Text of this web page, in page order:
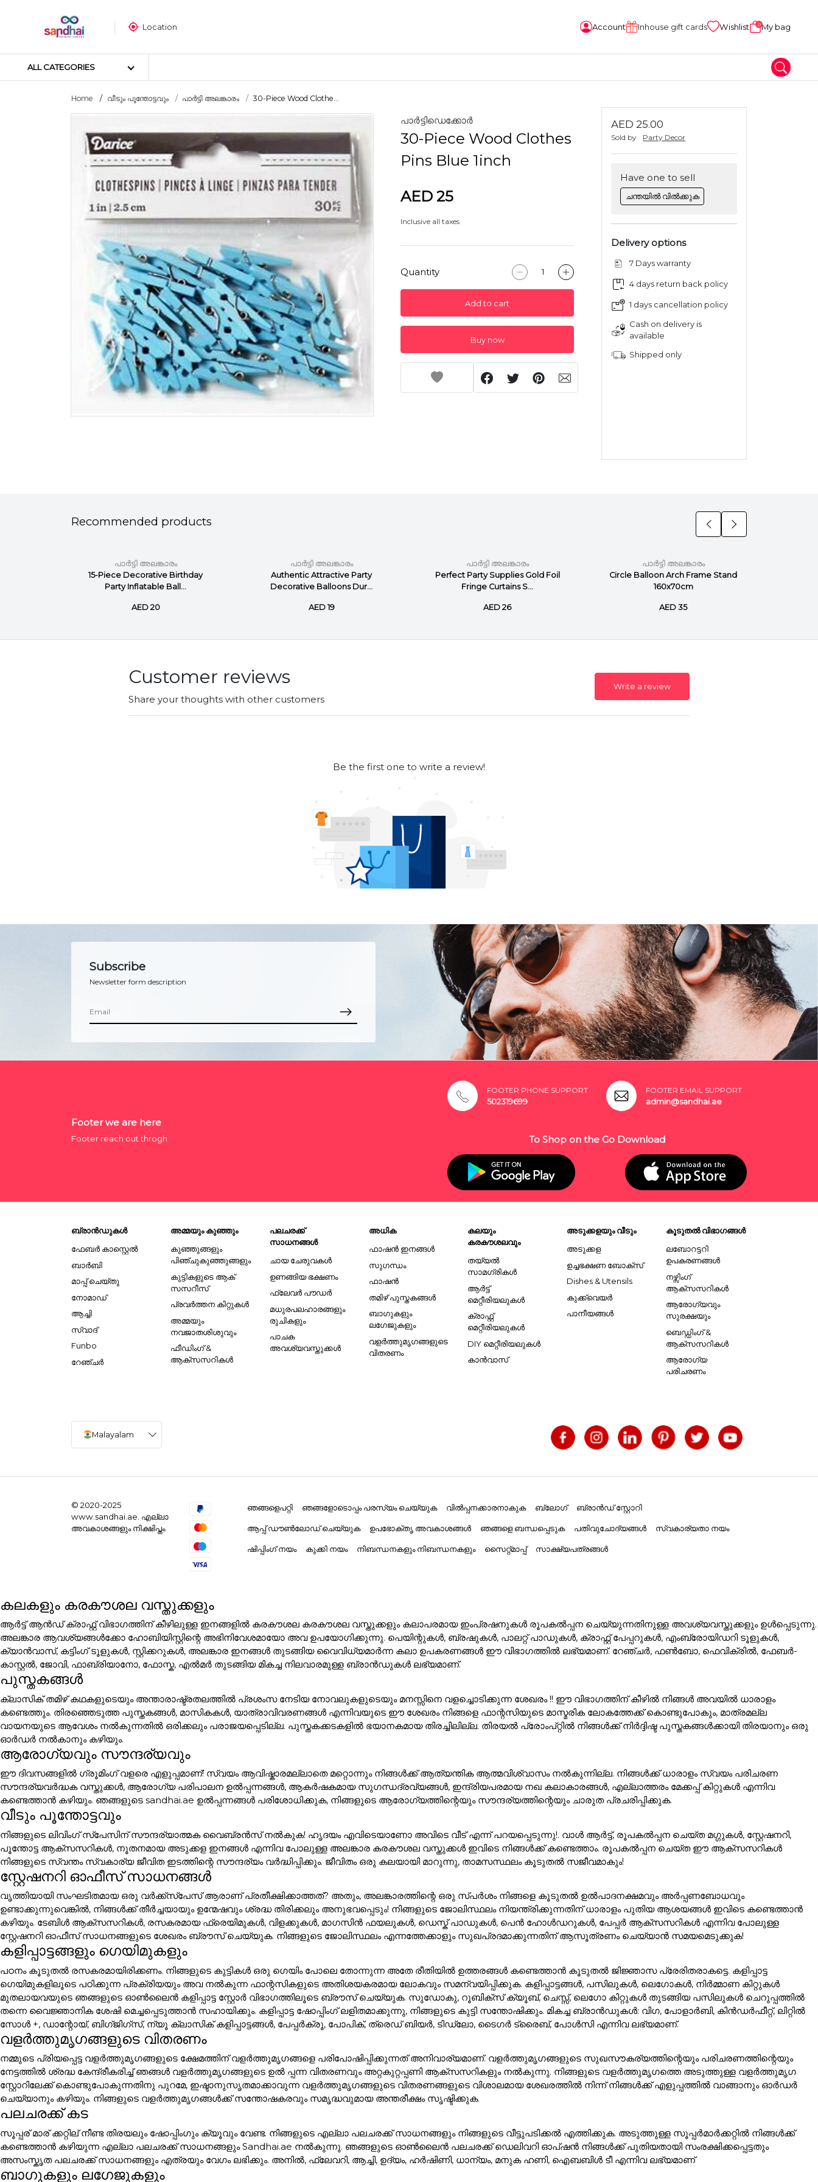
Location Account Inhouse gift cards Wishlist 0My bag
ALL CATEGORIES
Most popular
ക്രാഫ്റ്റ് മെറ്റീരിയലുകൾ
തയ്യൽ സാമഗ്രികൾ
ആർട്ട് മെറ്റീരിയലുകൾ
പസിൾ
ക്രാഫ്റ്റ് മെറ്റീരിയലുകൾ
കളിമണ്ണ്
Home വീടും പൂന്തോട്ടവും പാർട്ടി അലങ്കാരം 30-Piece Wood Clothe...
പാർട്ടിഡെക്കോർ
30-Piece Wood Clothes
Pins Blue 1inch
AED 25
Inclusive all taxes
Quantity
Add to cart
Buy now
AED 25.00
Sold by Party Decor
Have one to sell
ചന്തയിൽ വിൽക്കുക
Delivery options
7 Days warranty
4 days return back policy
1 days cancellation policy
Cash on delivery is
available
Shipped only
Recommended products
പാർട്ടി അലങ്കാരം
15-Piece Decorative Birthday
Party Inflatable Ball...
AED 20
പാർട്ടി അലങ്കാരം
Authentic Attractive Party
Decorative Balloons Dur...
AED 19
പാർട്ടി അലങ്കാരം
Perfect Party Supplies Gold Foil
Fringe Curtains S...
AED 26
പാർട്ടി അലങ്കാരം
Circle Balloon Arch Frame Stand
160x70cm
AED 35
Customer reviews
Share your thoughts with other customers
Write a review
Be the first one to write a review!
Subscribe
Newsletter form description
Footer we are here
Footer reach out throgh
FOOTER PHONE SUPPORT
502319699
FOOTER EMAIL SUPPORT
admin@sandhai.ae
To Shop on the Go Download
ബ്രാൻഡുകൾ
ഫേബർ കാസ്റ്റെൽ
ബാർബി
മാപ്പ് ചെയ്തു
നോമാഡ്
ആച്ചി
സ്വാദ്
Funbo
റേഞ്ചർ
അമ്മയും കുഞ്ഞും
കുഞ്ഞുങ്ങളും
പിഞ്ചുകുഞ്ഞുങ്ങളും
കുട്ടികളുടെ ആക്
സസറീസ്
പ്രവർത്തന കിറ്റുകൾ
അമ്മയും
നവജാതശിശുവും
ഫീഡിംഗ് &
ആക്സസറികൾ
പലചരക്ക്
സാധനങ്ങൾ
ചായ ചേരുവകൾ
ഉണങ്ങിയ ഭക്ഷണം
ഫ്ലേവർ പൗഡർ
മധുരപലഹാരങ്ങളും
രുചികളും
പാചക
അവശ്യവസ്തുക്കൾ
അധിക
ഫാഷൻ ഇനങ്ങൾ
സുഗന്ധം
ഫാഷൻ
തമിഴ് പുസ്തകങ്ങൾ
ബാഗുകളും
ലഗേജുകളും
വളർത്തുമൃഗങ്ങളുടെ
വിതരണം
കലയും
കരകൗശലവും
തയ്യൽ
സാമഗ്രികൾ
ആർട്ട്
മെറ്റീരിയലുകൾ
ക്രാഫ്റ്റ്
മെറ്റീരിയലുകൾ
DIY മെറ്റീരിയലുകൾ
കാൻവാസ്
അടുക്കളയും വീടും
അടുക്കള
ഉച്ചഭക്ഷണ ബോക്സ്
Dishes & Utensils
കുക്ക്വെയർ
പാനീയങ്ങൾ
കൂടുതൽ വിഭാഗങ്ങൾ
ലബോറട്ടറി
ഉപകരണങ്ങൾ
നഴ്സിംഗ്
ആക്സസറികൾ
ആരോഗ്യവും
സുരക്ഷയും
ബെഡ്ഡിംഗ് &
ആക്സസറികൾ
ആരോഗ്യ
പരിചരണം
Malayalam
© 2020-2025
www.sandhai.ae. എല്ലാ
അവകാശങ്ങളും നിക്ഷിപ്തം.
ഞങ്ങളെപറ്റി ഞങ്ങളോടൊപ്പം പരസ്യം ചെയ്യുക വിൽപ്പനക്കാരനാകുക ബ്ലോഗ് ബ്രാൻഡ് സ്റ്റോറി
ആപ്പ് ഡൗൺലോഡ് ചെയ്യുക ഉപഭോക്തൃ അവകാശങ്ങൾ ഞങ്ങളെ ബന്ധപ്പെടുക പതിവുചോദ്യങ്ങൾ സ്വകാര്യതാ നയം
ഷിപ്പിംഗ് നയം കുക്കി നയം നിബന്ധനകളും നിബന്ധനകളും സൈറ്റ്മാപ്പ് സാക്ഷ്യപത്രങ്ങൾ
കലകളും കരകൗശല വസ്തുക്കളും
ആർട്ട് ആൻഡ് ക്രാഫ്റ്റ് വിഭാഗത്തിന് കീഴിലുള്ള ഇനങ്ങളിൽ കരകൗശല കരകൗശല വസ്തുക്കളും കലാപരമായ ഇംപ്രഷനുകൾ രൂപകൽപ്പന ചെയ്യുന്നതിനുള്ള അവശ്യവസ്തുക്കളും ഉൾപ്പെടുന്നു.
അലങ്കാര ആവശ്യങ്ങൾക്കോ ഹോബിയിസ്റ്റിന്റെ അഭിനിവേശമായോ അവ ഉപയോഗിക്കുന്നു. പെയിന്റുകൾ, ബ്രഷുകൾ, പാലറ്റ് പാഡുകൾ, ക്രാഫ്റ്റ് പേപ്പറുകൾ, എംബ്രോയിഡറി ടൂളുകൾ,
ക്യാൻവാസ്, കട്ടിംഗ് ടൂളുകൾ, സ്റ്റിക്കറുകൾ, അലങ്കാര ഇനങ്ങൾ തുടങ്ങിയ വൈവിധ്യമാർന്ന കലാ ഉപകരണങ്ങൾ ഈ വിഭാഗത്തിൽ ലഭ്യമാണ്. റേഞ്ചർ, ഫൺബോ, ഫെവിക്രിൽ, ഫേബർ-
കാസ്റ്റൽ, ജോവി, ഫാബ്രിയാനോ, ഫോസ്ക, എൽമർ തുടങ്ങിയ മികച്ച നിലവാരമുള്ള ബ്രാൻഡുകൾ ലഭ്യമാണ്.
പുസ്തകങ്ങൾ
ക്ലാസിക് തമിഴ് കഥകളുടെയും അന്താരാഷ്ട്രതലത്തിൽ പ്രശംസ നേടിയ നോവലുകളുടെയും മനസ്സിനെ വളച്ചൊടിക്കുന്ന ശേഖരം !! ഈ വിഭാഗത്തിന് കീഴിൽ നിങ്ങൾ അവയിൽ ധാരാളം
കണ്ടെത്തും. തിരഞ്ഞെടുത്ത പുസ്തകങ്ങൾ, മാസികകൾ, യാത്രാവിവരണങ്ങൾ എന്നിവയുടെ ഈ ശേഖരം നിങ്ങളെ ഫാന്റസിയുടെ മാസ്മരിക ലോകത്തേക്ക് കൊണ്ടുപോകും, മാത്രമല്ല
വായനയുടെ ആവേശം നൽകുന്നതിൽ ഒരിക്കലും പരാജയപ്പെടില്ല. പുസ്തകക്കടകളിൽ ഭയാനകമായ തിരച്ചിലില്ല. തിരയൽ പ്രോംപ്റ്റിൽ നിങ്ങൾക്ക് നിർദ്ദിഷ്ട പുസ്തകങ്ങൾക്കായി തിരയാനും ഒരു
ഓർഡർ നൽകാനും കഴിയും.
ആരോഗ്യവും സൗന്ദര്യവും
ഈ ദിവസങ്ങളിൽ ഗ്രൂമിംഗ് വളരെ എളുപ്പമാണ്! സ്വയം ആവിഷ്കാരമല്ലാതെ മറ്റൊന്നും നിങ്ങൾക്ക് ആത്യന്തിക ആത്മവിശ്വാസം നൽകുന്നില്ല. നിങ്ങൾക്ക് ധാരാളം സ്വയം പരിചരണ
സൗന്ദര്യവർദ്ധക വസ്തുക്കൾ, ആരോഗ്യ പരിപാലന ഉൽപ്പന്നങ്ങൾ, ആകർഷകമായ സുഗന്ധദ്രവ്യങ്ങൾ, ഇന്ദ്രിയപരമായ നഖ കലാകാരങ്ങൾ, എല്ലാത്തരം മേക്കപ്പ് കിറ്റുകൾ എന്നിവ
കണ്ടെത്താൻ കഴിയും. ഞങ്ങളുടെ sandhai.ae ഉൽപ്പന്നങ്ങൾ പരിശോധിക്കുക, നിങ്ങളുടെ ആരോഗ്യത്തിന്റെയും സൗന്ദര്യത്തിന്റെയും ചാരുത പ്രചരിപ്പിക്കുക.
വീടും പൂന്തോട്ടവും
നിങ്ങളുടെ ലിവിംഗ് സ്പേസിന് സൗന്ദര്യാത്മക വൈബ്രൻസ് നൽകുക! ഹൃദയം എവിടെയാണോ അവിടെ വീട് എന്ന് പറയപ്പെടുന്നു!. വാൾ ആർട്ട്, രൂപകൽപ്പന ചെയ്ത മഗ്ഗുകൾ, സ്റ്റേഷനറി,
പൂന്തോട്ട ആക്സസറികൾ, നൂതനമായ അടുക്കള ഇനങ്ങൾ എന്നിവ പോലുള്ള അലങ്കാര കരകൗശല വസ്തുക്കൾ ഇവിടെ നിങ്ങൾക്ക് കണ്ടെത്താം. രൂപകൽപ്പന ചെയ്ത ഈ ആക്സസറികൾ
നിങ്ങളുടെ സ്വന്തം സ്വകാര്യ ജീവിത ഇടത്തിന്റെ സൗന്ദര്യം വർദ്ധിപ്പിക്കും. ജീവിതം ഒരു കലയായി മാറുന്നു, താമസസ്ഥലം കൂടുതൽ സജീവമാകും!
സ്റ്റേഷനറി ഓഫീസ് സാധനങ്ങൾ
വൃത്തിയായി സംഘടിതമായ ഒരു വർക്ക്സ്പേസ് ആരാണ് പ്രതീക്ഷിക്കാത്തത്? അതും, അലങ്കാരത്തിന്റെ ഒരു സ്പർശം നിങ്ങളെ കൂടുതൽ ഉൽപാദനക്ഷമവും അർപ്പണബോധവും
ഉണ്ടാക്കുന്നുവെങ്കിൽ, നിങ്ങൾക്ക് തീർച്ചയായും ഉന്മേഷവും ശ്രദ്ധ തിരിക്കലും അനുഭവപ്പെടും! നിങ്ങളുടെ ജോലിസ്ഥലം നിയന്ത്രിക്കുന്നതിന് ധാരാളം പുതിയ ആശയങ്ങൾ ഇവിടെ കണ്ടെത്താൻ
കഴിയും. ടേബിൾ ആക്സസറികൾ, രസകരമായ ഫ്രെയിമുകൾ, വിളക്കുകൾ, മാഗസിൻ ഫയലുകൾ, ഡെസ്ക് പാഡുകൾ, പെൻ ഹോൾഡറുകൾ, പേപ്പർ ആക്സസറികൾ എന്നിവ പോലുള്ള
സ്റ്റേഷനറി ഓഫീസ് സാധനങ്ങളുടെ ശേഖരം ബ്രൗസ് ചെയ്യുക. നിങ്ങളുടെ ജോലിസ്ഥലം എന്നത്തേക്കാളും സുഖപ്രദമാക്കുന്നതിന് ആസൂത്രണം ചെയ്യാൻ സമയമെടുക്കുക!
കളിപ്പാട്ടങ്ങളും ഗെയിമുകളും
പഠനം കൂടുതൽ രസകരമായിരിക്കണം. നിങ്ങളുടെ കുട്ടികൾ ഒരു ഗെയിം പോലെ തോന്നുന്ന അതേ രീതിയിൽ ഉത്തരങ്ങൾ കണ്ടെത്താൻ കൂടുതൽ ജിജ്ഞാസ പ്രേരിതരാകട്ടെ. കളിപ്പാട്ട
ഗെയിമുകളിലൂടെ പഠിക്കുന്ന പ്രക്രിയയും അവ നൽകുന്ന ഫാന്റസികളുടെ അതിശയകരമായ ലോകവും സമന്വയിപ്പിക്കുക. കളിപ്പാട്ടങ്ങൾ, പസിലുകൾ, ലെഗോകൾ, നിർമ്മാണ കിറ്റുകൾ
മുതലായവയുടെ ഞങ്ങളുടെ ഓൺലൈൻ കളിപ്പാട്ട സ്റ്റോർ വിഭാഗത്തിലൂടെ ബ്രൗസ് ചെയ്യുക. സുഡോകു, റൂബിക്സ് ക്യൂബ്, ചെസ്സ്, ലെഗോ കിറ്റുകൾ തുടങ്ങിയ പസിലുകൾ ചെറുപ്പത്തിൽ
തന്നെ വൈജ്ഞാനിക ശേഷി മെച്ചപ്പെടുത്താൻ സഹായിക്കും. കളിപ്പാട്ട ഷോപ്പിംഗ് ലളിതമാക്കുന്നു, നിങ്ങളുടെ കുട്ടി സന്തോഷിക്കും. മികച്ച ബ്രാൻഡുകൾ: വിഗ, പോളാർബി, കിൻഡർഫീറ്റ്, ലിറ്റിൽ
സോൾ +, ഡാന്റോയ്, ബിഗ്ജിഗ്സ്, ന്യൂ ക്ലാസിക് കളിപ്പാട്ടങ്ങൾ, പേപ്പർക്രൂ, പോപിക്, ത്രെഡ് ബിയർ, ടിഡ്ലോ, ടൈഗർ ട്രൈബ്, പോൾസി എന്നിവ ലഭ്യമാണ്.
വളർത്തുമൃഗങ്ങളുടെ വിതരണം
നമ്മുടെ പ്രിയപ്പെട്ട വളർത്തുമൃഗങ്ങളുടെ ക്ഷേമത്തിന് വളർത്തുമൃഗങ്ങളെ പരിപോഷിപ്പിക്കുന്നത് അനിവാര്യമാണ്. വളർത്തുമൃഗങ്ങളുടെ സുഖസൗകര്യത്തിന്റെയും പരിചരണത്തിന്റെയും
നേട്ടത്തിൽ ശ്രദ്ധ കേന്ദ്രീകരിച്ച് ഞങ്ങൾ വളർത്തുമൃഗങ്ങളുടെ ഉൽ പ്പന്ന വിതരണവും അറ്റകുറ്റപ്പണി ആക്സസറികളും നൽകുന്നു. നിങ്ങളുടെ വളർത്തുമൃഗത്തെ അടുത്തുള്ള വളർത്തുമൃഗ
സ്റ്റോറിലേക്ക് കൊണ്ടുപോകുന്നതിനു പുറമേ, ഇഷ്ടാനുസൃതമാക്കാവുന്ന വളർത്തുമൃഗങ്ങളുടെ വിതരണങ്ങളുടെ വിശാലമായ ശേഖരത്തിൽ നിന്ന് നിങ്ങൾക്ക് എളുപ്പത്തിൽ വാങ്ങാനും ഓർഡർ
ചെയ്യാനും കഴിയും. നിങ്ങളുടെ വളർത്തുമൃഗങ്ങൾക്ക് സന്തോഷകരവും സമൃദ്ധവുമായ അന്തരീക്ഷം സൃഷ്ടിക്കുക.
പലചരക്ക് കട
സൂപ്പര് മാര് ക്കറ്റില് നീണ്ട തിരയലും ഷോപ്പിംഗും ക്യൂവും വേണ്ട. നിങ്ങളുടെ എല്ലാ പലചരക്ക് സാധനങ്ങളും നിങ്ങളുടെ വീട്ടുപടിക്കൽ എത്തിക്കുക. അടുത്തുള്ള സൂപ്പർമാർക്കറ്റിൽ നിങ്ങൾക്ക്
കണ്ടെത്താൻ കഴിയുന്ന എല്ലാ പലചരക്ക് സാധനങ്ങളും Sandhai.ae നൽകുന്നു. ഞങ്ങളുടെ ഓൺലൈൻ പലചരക്ക് ഡെലിവറി ഓപ്ഷൻ നിങ്ങൾക്ക് പുതിയതായി സംരക്ഷിക്കപ്പെട്ടതും
അസംസ്കൃത പലചരക്ക് സാധനങ്ങളും എത്രയും വേഗം ലഭിക്കും. അനിൽ, ഫ്ലേവറി, ആച്ചി, ഉദ്യം, ഹർഷിണി, ധാന്യം, മനുക ഹണി, ഐബബിൾ ടീ എന്നിവ ലഭ്യമാണ്
ബാഗുകളും ലഗേജുകളും